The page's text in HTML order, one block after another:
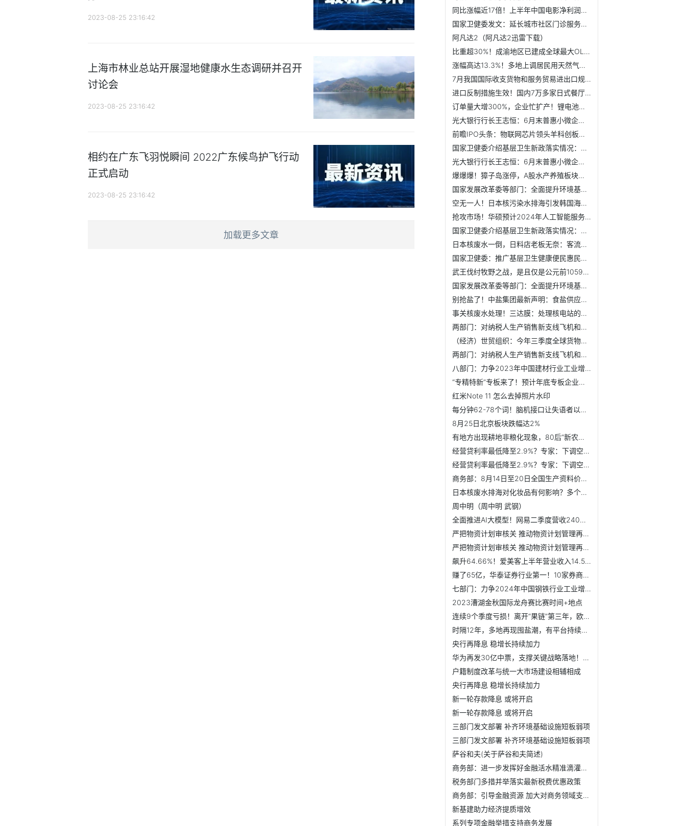
2023-08-25 23:16:42
上海市林业总站开展湿地健康水生态调研并召开
讨论会
2023-08-25 23:16:42
相约在广东飞羽悦瞬间 2022广东候鸟护飞行动
正式启动
2023-08-25 23:16:42
加载更多文章
同比涨幅近17倍！上半年中国电影净利润3.6亿元【附电影市场竞...
国家卫健委发文：延长城市社区门诊服务时间
阿凡达2（阿凡达2迅雷下载）
比重超30%！成渝地区已建成全球最大OLED生产基地【附OLED行业...
涨幅高达13.3%！多地上调居民用天然气价格【附天然气行业供需...
7月我国国际收支货物和服务贸易进出口规模37710亿元
进口反制措施生效！国内7万多家日式餐厅该何去何从？【附餐饮...
订单量大增300%，企业忙扩产！锂电池出口迎来爆发式增长【附...
光大银行行长王志恒：6月末普惠小微企业贷款余额3468亿 较年...
前瞻IPO头条：物联网芯片领头羊科创板上市！极氪回应上市传闻
国家卫健委介绍基层卫生新政落实情况：推动延长门诊，配套调...
光大银行行长王志恒：6月末普惠小微企业贷款余额3468亿 较年...
爆爆爆！獐子岛涨停，A股水产养殖板块大涨【附水产养殖行业市...
国家发展改革委等部门：全面提升环境基础设施建设水平
空无一人！日本核污染水排海引发韩国海鲜市场担忧【附水产品...
抢攻市场！华硕预计2024年人工智能服务器业务至少翻倍增长【...
国家卫健委介绍基层卫生新政落实情况：推动延长门诊，配套调...
日本核废水一倒，日料店老板无奈：客流量减少50% 【附我国餐...
国家卫健委：推广基层卫生健康便民惠民服务不要求“一刀切”
武王伐纣牧野之战，是且仅是公元前1059年12月9日，当天是“甲...
国家发展改革委等部门：全面提升环境基础设施建设水平
别抢盐了！中盐集团最新声明：食盐供应充足，质量安全有保障...
事关核废水处理！三达膜：处理核电站的高硅废水【附反渗透膜...
两部门：对纳税人生产销售新支线飞机和空载重量大于25吨的民...
（经济）世贸组织：今年三季度全球货物贸易增长动能或有限
两部门：对纳税人生产销售新支线飞机和空载重量大于25吨的民...
八部门：力争2023年中国建材行业工业增加值同比增长3.5%【附...
“专精特新”专板来了！预计年底专板企业数量将达200家【附专...
红米Note 11 怎么去掉照片水印
每分钟62-78个词！脑机接口让失语者以意念准确“发声”【附脑...
8月25日北京板块跌幅达2%
有地方出现耕地非粮化现象，80后“新农人”向全国人大提建议
经营贷利率最低降至2.9%？专家：下调空间不大
经营贷利率最低降至2.9%？专家：下调空间不大
商务部：8月14日至20日全国生产资料价格略有回落
日本核废水排海对化妆品有何影响？多个品牌退货【附化妆品行...
周中明（周中明 武钢）
全面推进AI大模型！网易二季度营收240亿元【附AIGC行业竞争分析】
严把物资计划审核关 推动物资计划管理再提升
严把物资计划审核关 推动物资计划管理再提升
飙升64.66%！爱美客上半年营业收入14.59亿元【附医疗美容行业...
赚了65亿，华泰证券行业第一！10家券商上半年净利润增幅超50%...
七部门：力争2024年中国钢铁行业工业增加值增长4%以上【附钢...
2023漕湖金秋国际龙舟赛比赛时间+地点
连续9个季度亏损！离开“果链”第三年，欧菲光仍未实现盈利【...
时隔12年，多地再现囤盐潮，有平台持续断货，中盐集团连夜呼...
央行再降息 稳增长持续加力
华为再发30亿中票，支撑关键战略落地！国内成融资主场
户籍制度改革与统一大市场建设相辅相成
央行再降息 稳增长持续加力
新一轮存款降息 或将开启
新一轮存款降息 或将开启
三部门发文部署 补齐环境基础设施短板弱项
三部门发文部署 补齐环境基础设施短板弱项
萨谷和夫(关于萨谷和夫简述)
商务部：进一步发挥好金融活水精准滴灌作用 为服务商务高质...
税务部门多措并举落实最新税费优惠政策
商务部：引导金融资源 加大对商务领域支持力度
新基建助力经济提质增效
系列专项金融举措支持商务发展